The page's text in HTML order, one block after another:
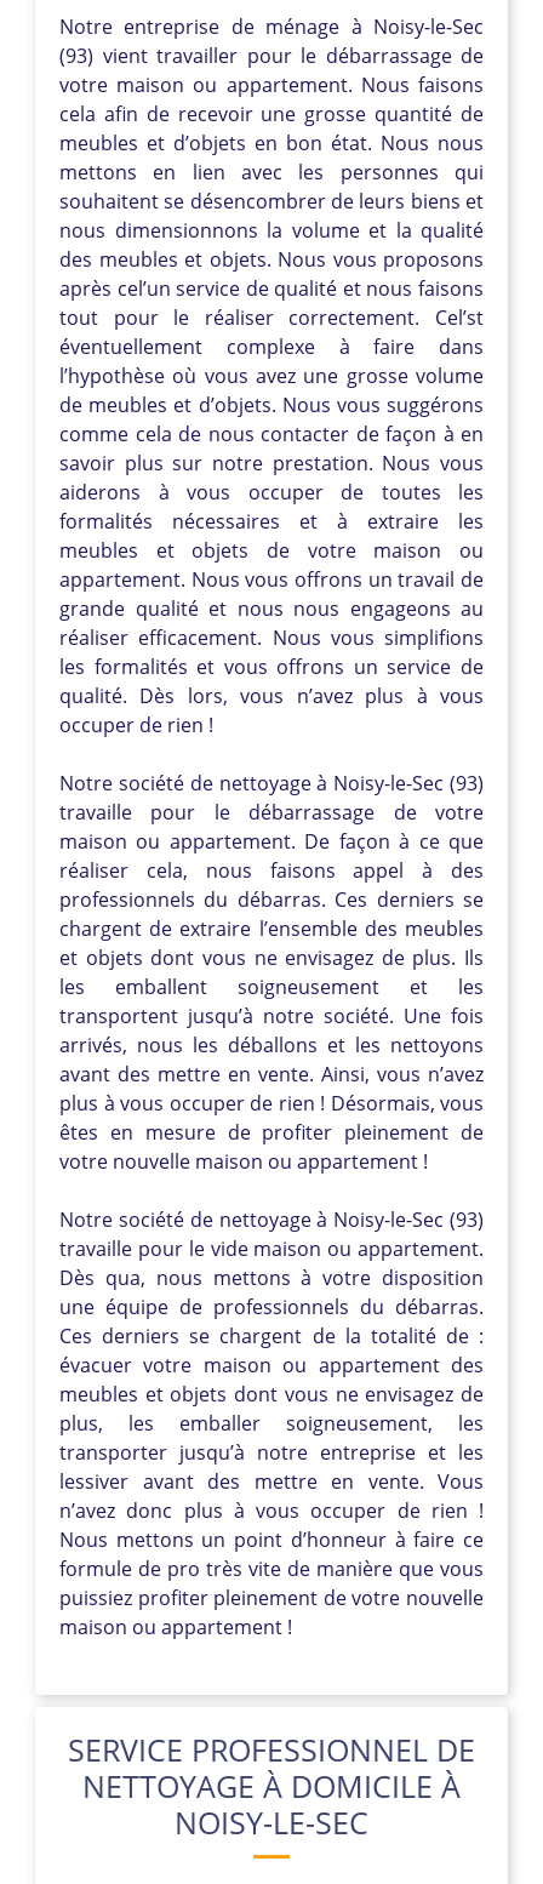
Notre entreprise de ménage à Noisy-le-Sec
(93) vient travailler pour le débarrassage de
votre maison ou appartement. Nous faisons
cela afin de recevoir une grosse quantité de
meubles et d’objets en bon état. Nous nous
mettons en lien avec les personnes qui
souhaitent se désencombrer de leurs biens et
nous dimensionnons la volume et la qualité
des meubles et objets. Nous vous proposons
après cel’un service de qualité et nous faisons
tout pour le réaliser correctement. Cel’st
éventuellement complexe à faire dans
l’hypothèse où vous avez une grosse volume
de meubles et d’objets. Nous vous suggérons
comme cela de nous contacter de façon à en
savoir plus sur notre prestation. Nous vous
aiderons à vous occuper de toutes les
formalités nécessaires et à extraire les
meubles et objets de votre maison ou
appartement. Nous vous offrons un travail de
grande qualité et nous nous engageons au
réaliser efficacement. Nous vous simplifions
les formalités et vous offrons un service de
qualité. Dès lors, vous n’avez plus à vous
occuper de rien !
Notre société de nettoyage à Noisy-le-Sec (93)
travaille pour le débarrassage de votre
maison ou appartement. De façon à ce que
réaliser cela, nous faisons appel à des
professionnels du débarras. Ces derniers se
chargent de extraire l’ensemble des meubles
et objets dont vous ne envisagez de plus. Ils
les emballent soigneusement et les
transportent jusqu’à notre société. Une fois
arrivés, nous les déballons et les nettoyons
avant des mettre en vente. Ainsi, vous n’avez
plus à vous occuper de rien ! Désormais, vous
êtes en mesure de profiter pleinement de
votre nouvelle maison ou appartement !
Notre société de nettoyage à Noisy-le-Sec (93)
travaille pour le vide maison ou appartement.
Dès qua, nous mettons à votre disposition
une équipe de professionnels du débarras.
Ces derniers se chargent de la totalité de :
évacuer votre maison ou appartement des
meubles et objets dont vous ne envisagez de
plus, les emballer soigneusement, les
transporter jusqu’à notre entreprise et les
lessiver avant des mettre en vente. Vous
n’avez donc plus à vous occuper de rien !
Nous mettons un point d’honneur à faire ce
formule de pro très vite de manière que vous
puissiez profiter pleinement de votre nouvelle
maison ou appartement !
SERVICE PROFESSIONNEL DE
NETTOYAGE À DOMICILE À
NOISY-LE-SEC